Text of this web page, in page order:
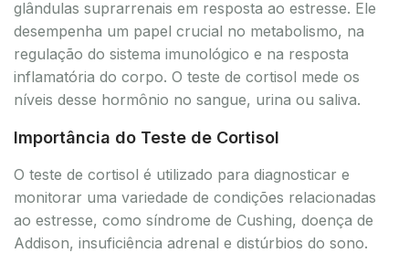
glândulas suprarrenais em resposta ao estresse. Ele
desempenha um papel crucial no metabolismo, na
regulação do sistema imunológico e na resposta
inflamatória do corpo. O teste de cortisol mede os
níveis desse hormônio no sangue, urina ou saliva.
Importância do Teste de Cortisol
O teste de cortisol é utilizado para diagnosticar e
monitorar uma variedade de condições relacionadas
ao estresse, como síndrome de Cushing, doença de
Addison, insuficiência adrenal e distúrbios do sono.